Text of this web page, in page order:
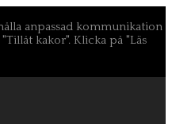
anpassad kommunikation
kakor". Klicka på "Läs